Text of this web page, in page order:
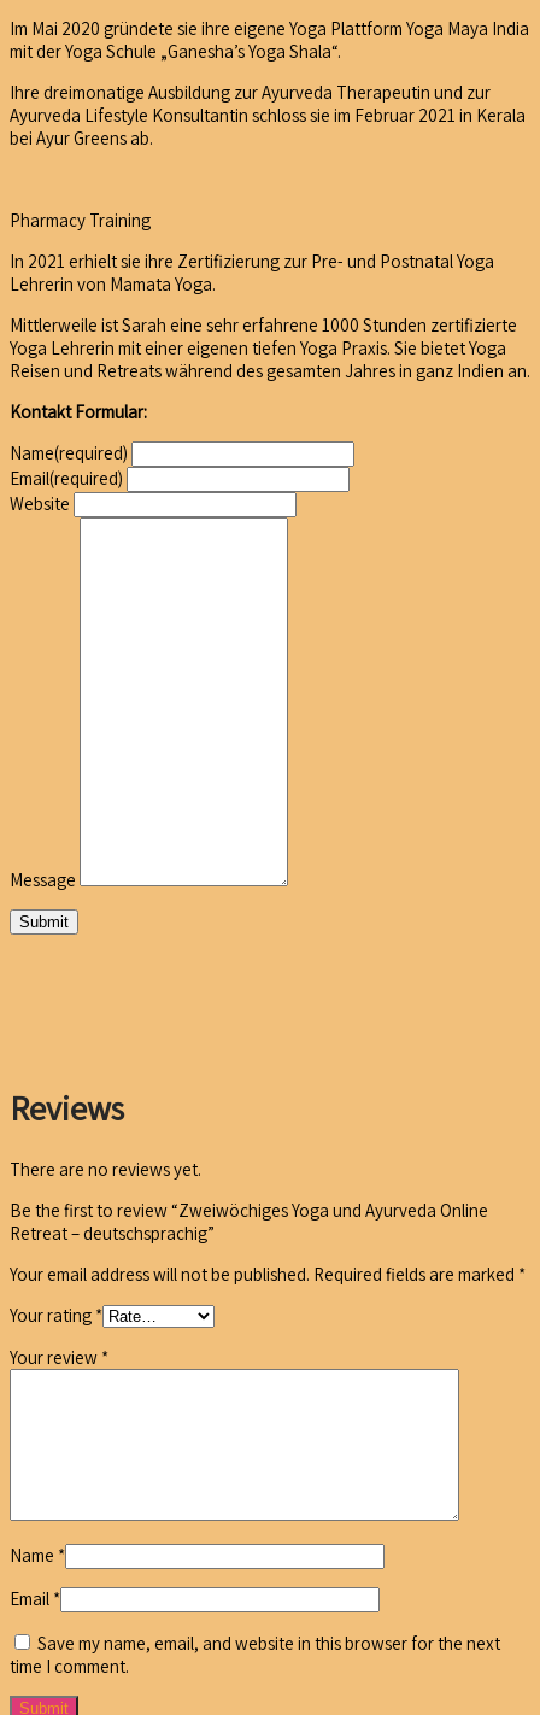
Im Mai 2020 gründete sie ihre eigene Yoga Plattform Yoga Maya India
mit der Yoga Schule „Ganesha’s Yoga Shala“.
Ihre dreimonatige Ausbildung zur Ayurveda Therapeutin und zur
Ayurveda Lifestyle Konsultantin schloss sie im Februar 2021 in Kerala
bei Ayur Greens ab.
Pharmacy Training
In 2021 erhielt sie ihre Zertifizierung zur Pre- und Postnatal Yoga
Lehrerin von Mamata Yoga.
Mittlerweile ist Sarah eine sehr erfahrene 1000 Stunden zertifizierte
Yoga Lehrerin mit einer eigenen tiefen Yoga Praxis. Sie bietet Yoga
Reisen und Retreats während des gesamten Jahres in ganz Indien an.
Kontakt Formular:
Name(required)
Email(required)
Website
Message
Submit
Reviews
There are no reviews yet.
Be the first to review “Zweiwöchiges Yoga und Ayurveda Online
Retreat – deutschsprachig”
Your email address will not be published. Required fields are marked *
Your rating *
Your review *
Name *
Email *
Save my name, email, and website in this browser for the next
time I comment.